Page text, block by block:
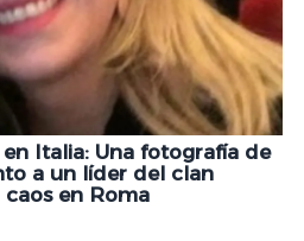
Italia: Una fotografía de
a un líder del clan
en Roma